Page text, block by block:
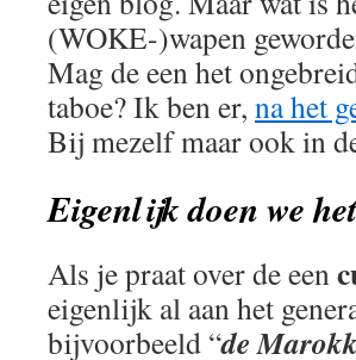
(WOKE-)wapen
Mag de een het
taboe? Ik ben er, na het
Bij mezelf maar ook in
Eigenlijk doen we
Als je praat over de een
eigenlijk al aan het
bijvoorbeeld “de